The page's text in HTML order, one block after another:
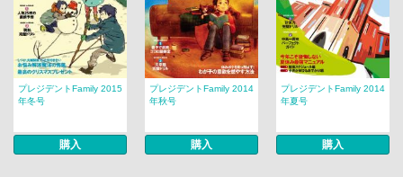
プレジデントFamily 2015
年冬号
購入
プレジデントFamily 2014
年秋号
購入
プレジデントFamily 2014
年夏号
購入